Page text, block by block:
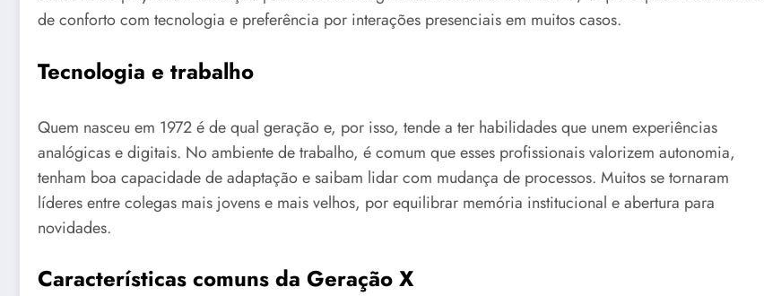
de conforto com tecnologia e preferência por interações presenciais em muitos casos.
Tecnologia e trabalho
Quem nasceu em 1972 é de qual geração e, por isso, tende a ter habilidades que unem experiências
analógicas e digitais. No ambiente de trabalho, é comum que esses profissionais valorizem autonomia,
tenham boa capacidade de adaptação e saibam lidar com mudança de processos. Muitos se tornaram
líderes entre colegas mais jovens e mais velhos, por equilibrar memória institucional e abertura para
novidades.
Características comuns da Geração X